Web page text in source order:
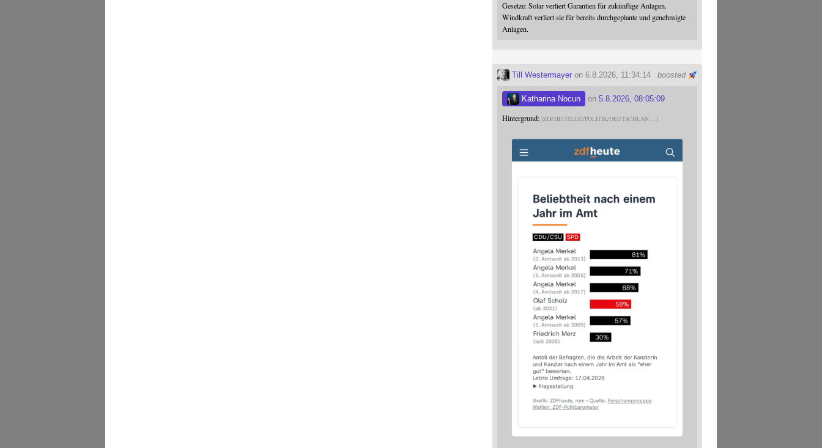
Gesetze: Solar verliert Garantien für zukünftige Anlagen.
Windkraft verliert sie für bereits durchgeplante und genehmigte
Anlagen.
boosted
Till Westermayer on 6.8.2026, 11:34:14
Katharina Nocun on5.8.2026, 08:05:09
Hintergrund: ZDFHEUTE.DE/POLITIK/DEUTSCHLAN